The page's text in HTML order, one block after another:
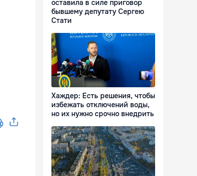
оставила в силе приговор
бывшему депутату Сергею
Стати
Хаждер: Есть решения, чтобы
избежать отключений воды,
но их нужно срочно внедрить